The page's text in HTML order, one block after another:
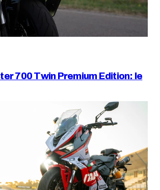
700 Twin Premium Edition: le